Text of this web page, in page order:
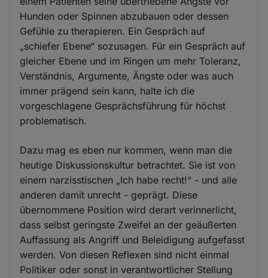
Hunden oder Spinnen abzubauen oder dessen
Gefühle zu therapieren. Ein Gespräch auf
„schiefer Ebene“ sozusagen. Für ein Gespräch auf
gleicher Ebene und im Ringen um mehr Toleranz,
Verständnis, Argumente, Ängste oder was auch
immer prägend sein kann, halte ich die
vorgeschlagene Gesprächsführung für höchst
problematisch.
Dazu mag es eben nur kommen, wenn man die
heutige Diskussionskultur betrachtet. Sie ist von
einem narzisstischen „Ich habe recht!“ - und alle
anderen damit unrecht - geprägt. Diese
übernommene Position wird derart verinnerlicht,
dass selbst geringste Zweifel an der geäußerten
Auffassung als Angriff und Beleidigung aufgefasst
werden. Von diesen Reflexen sind nicht einmal
Politiker oder sonst in verantwortlicher Stellung